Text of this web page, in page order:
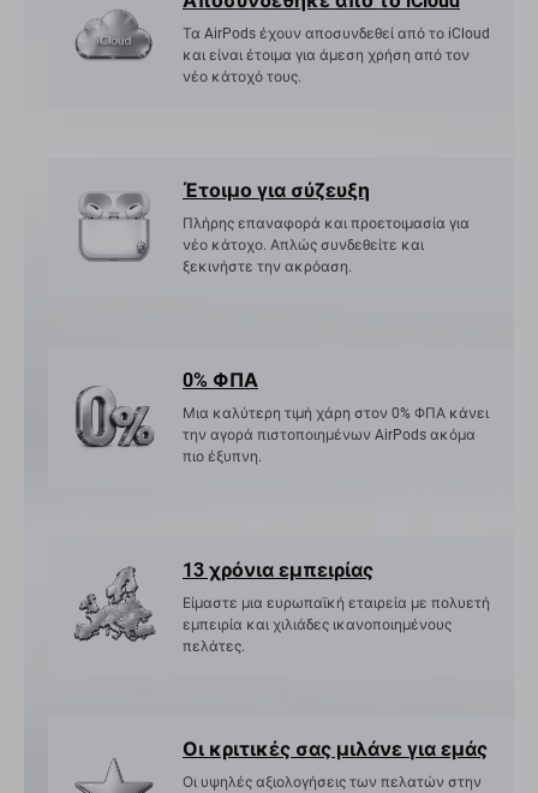
Τα AirPods έχουν αποσυνδεθεί από το iCloud
και είναι έτοιμα για άμεση χρήση από τον
νέο κάτοχό τους.
Έτοιμο για σύζευξη
Πλήρης επαναφορά και προετοιμασία για
νέο κάτοχο. Απλώς συνδεθείτε και
ξεκινήστε την ακρόαση.
0% ΦΠΑ
Μια καλύτερη τιμή χάρη στον 0% ΦΠΑ κάνει
την αγορά πιστοποιημένων AirPods ακόμα
πιο έξυπνη.
13 χρόνια εμπειρίας
Είμαστε μια ευρωπαϊκή εταιρεία με πολυετή
εμπειρία και χιλιάδες ικανοποιημένους
πελάτες.
Οι κριτικές σας μιλάνε για εμάς
Οι υψηλές αξιολογήσεις των πελατών στην